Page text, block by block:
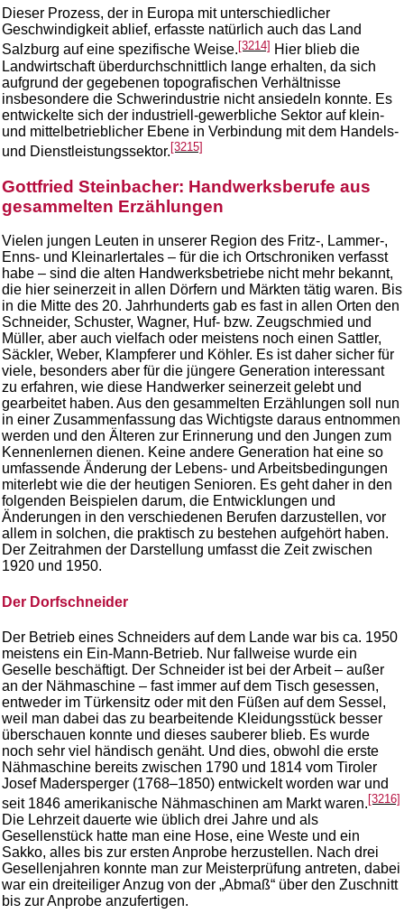
Dieser Prozess, der in Europa mit unterschiedlicher
Geschwindigkeit ablief, erfasste natürlich auch das Land
Salzburg auf eine spezifische Weise.[3214] Hier blieb die
Landwirtschaft überdurchschnittlich lange erhalten, da sich
aufgrund der gegebenen topografischen Verhältnisse
insbesondere die Schwerindustrie nicht ansiedeln konnte. Es
entwickelte sich der industriell-gewerbliche Sektor auf klein-
und mittelbetrieblicher Ebene in Verbindung mit dem Handels-
und Dienstleistungssektor.[3215]
Gottfried Steinbacher: Handwerksberufe aus
gesammelten Erzählungen
Vielen jungen Leuten in unserer Region des Fritz-, Lammer-,
Enns- und Kleinarlertales – für die ich Ortschroniken verfasst
habe – sind die alten Handwerksbetriebe nicht mehr bekannt,
die hier seinerzeit in allen Dörfern und Märkten tätig waren. Bis
in die Mitte des 20. Jahrhunderts gab es fast in allen Orten den
Schneider, Schuster, Wagner, Huf- bzw. Zeugschmied und
Müller, aber auch vielfach oder meistens noch einen Sattler,
Säckler, Weber, Klampferer und Köhler. Es ist daher sicher für
viele, besonders aber für die jüngere Generation interessant
zu erfahren, wie diese Handwerker seinerzeit gelebt und
gearbeitet haben. Aus den gesammelten Erzählungen soll nun
in einer Zusammenfassung das Wichtigste daraus entnommen
werden und den Älteren zur Erinnerung und den Jungen zum
Kennenlernen dienen. Keine andere Generation hat eine so
umfassende Änderung der Lebens- und Arbeitsbedingungen
miterlebt wie die der heutigen Senioren. Es geht daher in den
folgenden Beispielen darum, die Entwicklungen und
Änderungen in den verschiedenen Berufen darzustellen, vor
allem in solchen, die praktisch zu bestehen aufgehört haben.
Der Zeitrahmen der Darstellung umfasst die Zeit zwischen
1920 und 1950.
Der Dorfschneider
Der Betrieb eines Schneiders auf dem Lande war bis ca. 1950
meistens ein Ein-Mann-Betrieb. Nur fallweise wurde ein
Geselle beschäftigt. Der Schneider ist bei der Arbeit – außer
an der Nähmaschine – fast immer auf dem Tisch gesessen,
entweder im Türkensitz oder mit den Füßen auf dem Sessel,
weil man dabei das zu bearbeitende Kleidungsstück besser
überschauen konnte und dieses sauberer blieb. Es wurde
noch sehr viel händisch genäht. Und dies, obwohl die erste
Nähmaschine bereits zwischen 1790 und 1814 vom Tiroler
Josef Madersperger (1768–1850) entwickelt worden war und
seit 1846 amerikanische Nähmaschinen am Markt waren. [3216]
Die Lehrzeit dauerte wie üblich drei Jahre und als
Gesellenstück hatte man eine Hose, eine Weste und ein
Sakko, alles bis zur ersten Anprobe herzustellen. Nach drei
Gesellenjahren konnte man zur Meisterprüfung antreten, dabei
war ein dreiteiliger Anzug von der „Abmaß“ über den Zuschnitt
bis zur Anprobe anzufertigen.